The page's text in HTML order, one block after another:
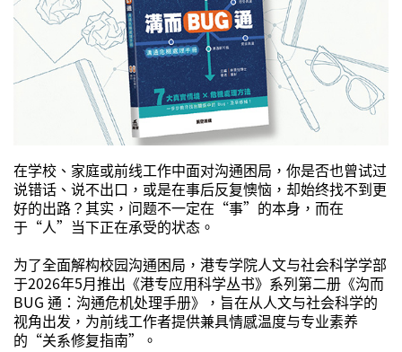
在学校、家庭或前线工作中面对沟通困局，你是否也曾试过
说错话、说不出口，或是在事后反复懊恼，却始终找不到更
好的出路？其实，问题不一定在“事”的本身，而在
于“人”当下正在承受的状态。
为了全面解构校园沟通困局，港专学院人文与社会科学学部
于2026年5月推出《港专应用科学丛书》系列第二册《沟而
BUG 通：沟通危机处理手册》，旨在从人文与社会科学的
视角出发，为前线工作者提供兼具情感温度与专业素养
的“关系修复指南”。